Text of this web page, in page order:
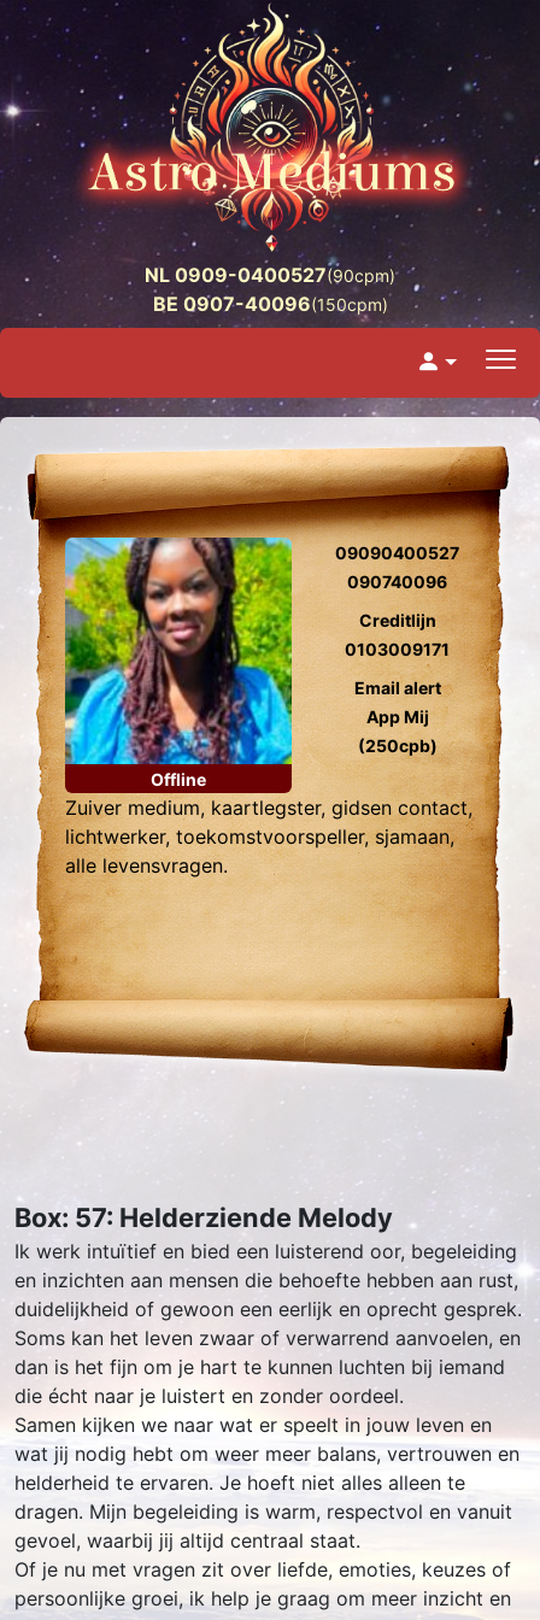
NL 0909-0400527(90cpm)
BE 0907-40096(150cpm)
Offline
09090400527
090740096
Creditlijn
0103009171
Email alert
App Mij
(250cpb)
Zuiver medium, kaartlegster, gidsen contact,
lichtwerker, toekomstvoorspeller, sjamaan,
alle levensvragen.
Box: 57: Helderziende Melody
Ik werk intuïtief en bied een luisterend oor, begeleiding
en inzichten aan mensen die behoefte hebben aan rust,
duidelijkheid of gewoon een eerlijk en oprecht gesprek.
Soms kan het leven zwaar of verwarrend aanvoelen, en
dan is het fijn om je hart te kunnen luchten bij iemand
die écht naar je luistert en zonder oordeel.
Samen kijken we naar wat er speelt in jouw leven en
wat jij nodig hebt om weer meer balans, vertrouwen en
helderheid te ervaren. Je hoeft niet alles alleen te
dragen. Mijn begeleiding is warm, respectvol en vanuit
gevoel, waarbij jij altijd centraal staat.
Of je nu met vragen zit over liefde, emoties, keuzes of
persoonlijke groei, ik help je graag om meer inzicht en